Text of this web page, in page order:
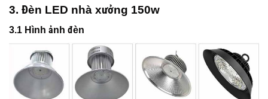
3. Đèn LED nhà xưởng 150w
3.1 Hình ảnh đèn